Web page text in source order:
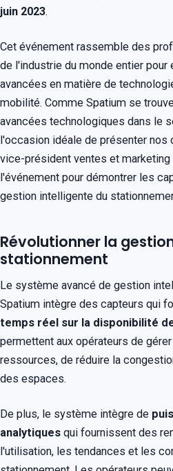
juin 2023.
Cet événement rassemble des
de l'industrie du monde entier
avancées en matière de
mobilité. Comme Spatium se
avancées technologiques dans le
l'occasion idéale de présenter nos
vice-président ventes et
l'événement pour démontrer les
gestion intelligente du
Révolutionner la
stationnement
Le système avancé de gestion
Spatium intègre des capteurs qui
temps réel sur la disponibilité
permettent aux opérateurs de
ressources, de réduire la
des espaces.
De plus, le système intègre de
analytiques qui fournissent des
l'utilisation, les tendances et les